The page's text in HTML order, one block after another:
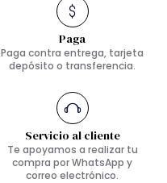
Paga
Paga contra entrega, tarjeta
depósito o transferencia.
Servicio al cliente
Te apoyamos a realizar tu
compra por WhatsApp y
correo electrónico.